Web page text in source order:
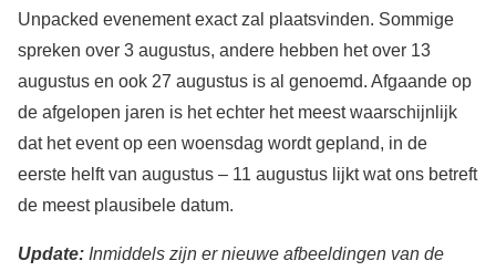
Unpacked evenement exact zal plaatsvinden. Sommige
spreken over 3 augustus, andere hebben het over 13
augustus en ook 27 augustus is al genoemd. Afgaande op
de afgelopen jaren is het echter het meest waarschijnlijk
dat het event op een woensdag wordt gepland, in de
eerste helft van augustus – 11 augustus lijkt wat ons betreft
de meest plausibele datum.
Update: Inmiddels zijn er nieuwe afbeeldingen van de